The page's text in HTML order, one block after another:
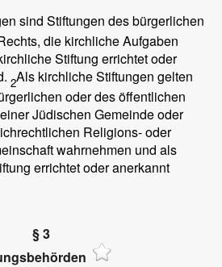
sind Stiftungen des bürgerlichen
die kirchliche Aufgaben
Stiftung errichtet oder
2Als kirchliche Stiftungen gelten
oder des öffentlichen
Jüdischen Gemeinde oder
Religions- oder
wahrnehmen und als
errichtet oder anerkannt
§ 3